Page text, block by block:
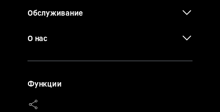
Обслуживание
О нас
Функции